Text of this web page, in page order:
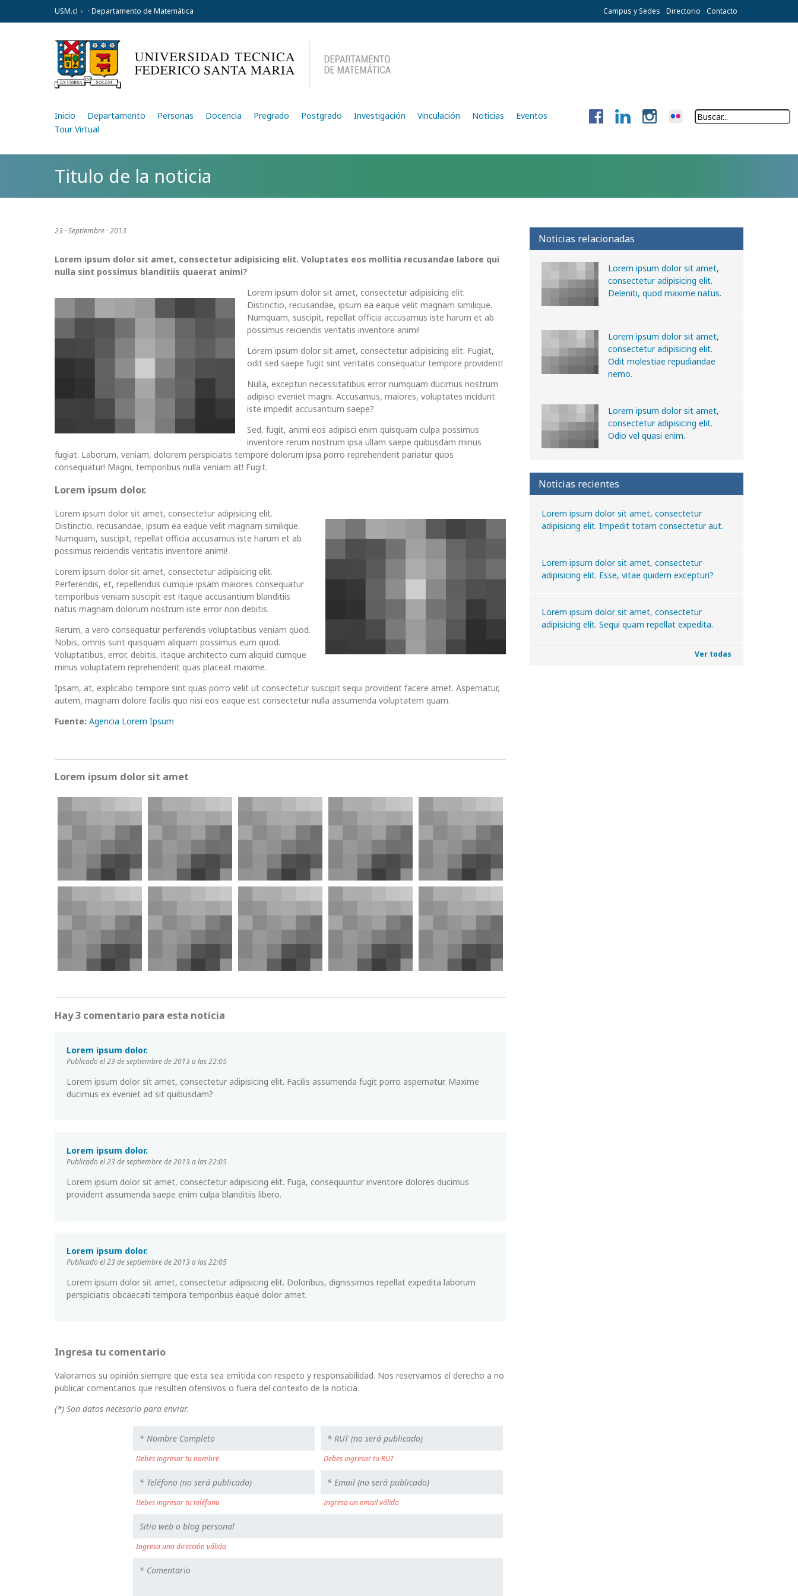
USM.cl · Departamento de Matemática Campus y Sedes Directorio Contacto
Inicio Departamento Personas Docencia Pregrado Postgrado Investigación Vinculación Noticias
Eventos
Tour Virtual
Titulo de la noticia
23 · Septiembre · 2013
Lorem ipsum dolor sit amet, consectetur adipisicing elit. Voluptates eos mollitia recusandae labore qui
nulla sint possimus blanditiis quaerat animi?
Lorem ipsum dolor sit amet, consectetur adipisicing elit.
Distinctio, recusandae, ipsum ea eaque velit magnam similique.
Numquam, suscipit, repellat officia accusamus iste harum et ab
possimus reiciendis veritatis inventore animi!
Lorem ipsum dolor sit amet, consectetur adipisicing elit. Fugiat,
odit sed saepe fugit sint veritatis consequatur tempore provident!
Nulla, excepturi necessitatibus error numquam ducimus nostrum
adipisci eveniet magni. Accusamus, maiores, voluptates incidunt
iste impedit accusantium saepe?
Sed, fugit, animi eos adipisci enim quisquam culpa possimus
inventore rerum nostrum ipsa ullam saepe quibusdam minus
fugiat. Laborum, veniam, dolorem perspiciatis tempore dolorum ipsa porro reprehenderit pariatur quos
consequatur! Magni, temporibus nulla veniam at! Fugit.
Lorem ipsum dolor.
Lorem ipsum dolor sit amet, consectetur adipisicing elit.
Distinctio, recusandae, ipsum ea eaque velit magnam similique.
Numquam, suscipit, repellat officia accusamus iste harum et ab
possimus reiciendis veritatis inventore animi!
Lorem ipsum dolor sit amet, consectetur adipisicing elit.
Perferendis, et, repellendus cumque ipsam maiores consequatur
temporibus veniam suscipit est itaque accusantium blanditiis
natus magnam dolorum nostrum iste error non debitis.
Rerum, a vero consequatur perferendis voluptatibus veniam quod.
Nobis, omnis sunt quisquam aliquam possimus eum quod.
Voluptatibus, error, debitis, itaque architecto cum aliquid cumque
minus voluptatem reprehenderit quas placeat maxime.
Ipsam, at, explicabo tempore sint quas porro velit ut consectetur suscipit sequi provident facere amet. Aspernatur,
autem, magnam dolore facilis quo nisi eos eaque est consectetur nulla assumenda voluptatem quam.
Fuente: Agencia Lorem Ipsum
Lorem ipsum dolor sit amet
Hay 3 comentario para esta noticia
Lorem ipsum dolor.
Publicado el 23 de septiembre de 2013 a las 22:05
Lorem ipsum dolor sit amet, consectetur adipisicing elit. Facilis assumenda fugit porro aspernatur. Maxime
ducimus ex eveniet ad sit quibusdam?
Lorem ipsum dolor.
Publicado el 23 de septiembre de 2013 a las 22:05
Lorem ipsum dolor sit amet, consectetur adipisicing elit. Fuga, consequuntur inventore dolores ducimus
provident assumenda saepe enim culpa blanditiis libero.
Lorem ipsum dolor.
Publicado el 23 de septiembre de 2013 a las 22:05
Lorem ipsum dolor sit amet, consectetur adipisicing elit. Doloribus, dignissimos repellat expedita laborum
perspiciatis obcaecati tempora temporibus eaque dolor amet.
Ingresa tu comentario
Valoramos su opinión siempre que esta sea emitida con respeto y responsabilidad. Nos reservamos el derecho a no
publicar comentarios que resulten ofensivos o fuera del contexto de la noticia.
(*) Son datos necesario para enviar.
Debes ingresar tu nombre Debes ingresar tu RUT
Debes ingresar tu teléfono Ingresa un email válido
Ingresa una dirección válida
Noticias relacionadas
Lorem ipsum dolor sit amet,
consectetur adipisicing elit.
Deleniti, quod maxime natus.
Lorem ipsum dolor sit amet,
consectetur adipisicing elit.
Odit molestiae repudiandae
nemo.
Lorem ipsum dolor sit amet,
consectetur adipisicing elit.
Odio vel quasi enim.
Noticias recientes
Lorem ipsum dolor sit amet, consectetur
adipisicing elit. Impedit totam consectetur aut.
Lorem ipsum dolor sit amet, consectetur
adipisicing elit. Esse, vitae quidem excepturi?
Lorem ipsum dolor sit amet, consectetur
adipisicing elit. Sequi quam repellat expedita.
Ver todas